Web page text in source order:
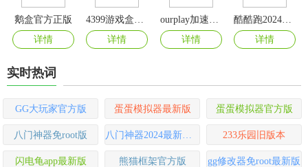
鹅盒官方正版
详情
详情
详情
详情
实时热词
GG大玩家官方版 蛋蛋模拟器最新版 蛋蛋模拟器官方版
八门神器免root版 233乐园旧版本
闪电龟app最新版 熊猫框架官方版 gg修改器免root最新版